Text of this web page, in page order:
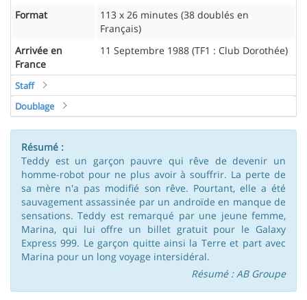
Format
113 x 26 minutes (38 doublés en
Français)
Arrivée en
France
11 Septembre 1988 (TF1 : Club Dorothée)
Staff
Doublage
Résumé :
Teddy est un garçon pauvre qui rêve de devenir un
homme-robot pour ne plus avoir à souffrir. La perte de
sa mère n'a pas modifié son rêve. Pourtant, elle a été
sauvagement assassinée par un androïde en manque de
sensations. Teddy est remarqué par une jeune femme,
Marina, qui lui offre un billet gratuit pour le Galaxy
Express 999. Le garçon quitte ainsi la Terre et part avec
Marina pour un long voyage intersidéral.
Résumé : AB Groupe